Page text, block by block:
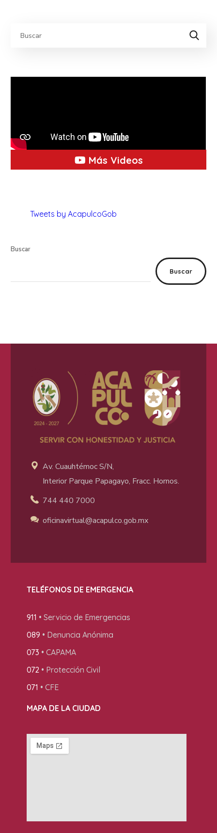
Más Videos
Tweets by AcapulcoGob
Buscar
Buscar
Av. Cuauhtémoc S/N,
Interior Parque Papagayo, Fracc. Hornos.
744 440 7000
oficinavirtual@acapulco.gob.mx
TELÉFONOS DE EMERGENCIA
911 • Servicio de Emergencias
089 • Denuncia Anónima
073 • CAPAMA
072• Protección Civil
071 • CFE
MAPA DE LA CIUDAD